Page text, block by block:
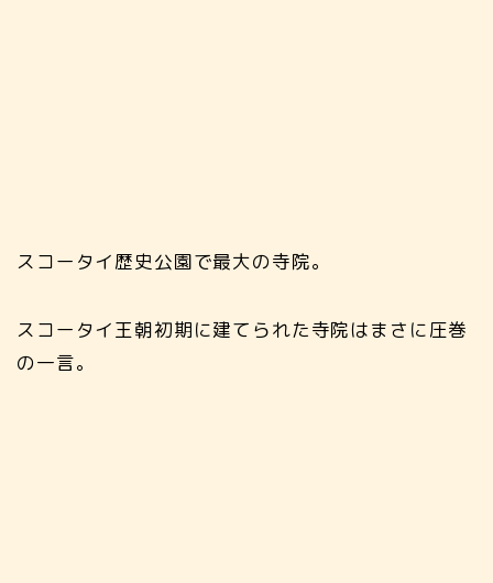
スコータイ歴史公園で最大の寺院。
スコータイ王朝初期に建てられた寺院はまさに圧巻
の一言。